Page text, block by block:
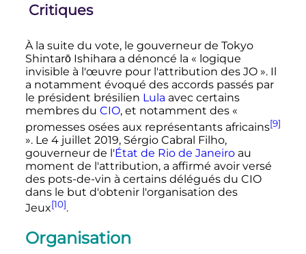
Critiques
À la suite du vote, le gouverneur de Tokyo
Shintarō Ishihara a dénoncé la « logique
invisible à l'œuvre pour l'attribution des JO ». Il
a notamment évoqué des accords passés par
le président brésilien Lula avec certains
membres du CIO, et notamment des «
promesses osées aux représentants africains[9]
». Le 4 juillet 2019, Sérgio Cabral Filho,
gouverneur de l'État de Rio de Janeiroau
moment de l'attribution, a affirmé avoir versé
des pots-de-vin à certains délégués du CIO
dans le but d'obtenir l'organisation des
Jeux[10].
Organisation